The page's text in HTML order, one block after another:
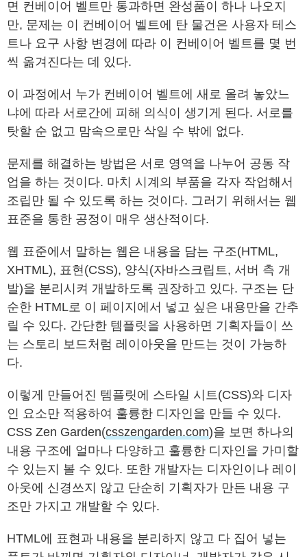
면 컨베이어 벨트만 통과하면 완성품이 하나 나오지
만, 문제는 이 컨베이어 벨트에 탄 물건은 사용자 테스
트나 요구 사항 변경에 따라 이 컨베이어 벨트를 몇 번
씩 옮겨진다는 데 있다.
이 과정에서 누가 컨베이어 벨트에 새로 올려 놓았느
냐에 따라 서로간에 피해 의식이 생기게 된다. 서로를
탓할 순 없고 맘속으로만 삭일 수 밖에 없다.
문제를 해결하는 방법은 서로 영역을 나누어 공동 작
업을 하는 것이다. 마치 시계의 부품을 각자 작업해서
조립만 될 수 있도록 하는 것이다. 그러기 위해서는 웹
표준을 통한 공정이 매우 생산적이다.
웹 표준에서 말하는 웹은 내용을 담는 구조(HTML,
XHTML), 표현(CSS), 양식(자바스크립트, 서버 측 개
발)을 분리시켜 개발하도록 권장하고 있다. 구조는 단
순한 HTML로 이 페이지에서 넣고 싶은 내용만을 간추
릴 수 있다. 간단한 템플릿을 사용하면 기획자들이 쓰
는 스토리 보드처럼 레이아웃을 만드는 것이 가능하
다.
이렇게 만들어진 템플릿에 스타일 시트(CSS)와 디자
인 요소만 적용하여 훌륭한 디자인을 만들 수 있다.
CSS Zen Garden(csszengarden.com)을 보면 하나의
내용 구조에 얼마나 다양하고 훌륭한 디자인을 가미할
수 있는지 볼 수 있다. 또한 개발자는 디자인이나 레이
아웃에 신경쓰지 않고 단순히 기획자가 만든 내용 구
조만 가지고 개발할 수 있다.
HTML에 표현과 내용을 분리하지 않고 다 집어 넣는